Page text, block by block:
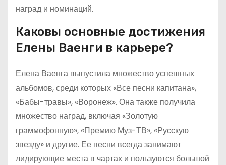
наград и номинаций.
Каковы основные достижения
Елены Ваенги в карьере?
Елена Ваенга выпустила множество успешных
альбомов, среди которых «Все песни капитана»,
«Бабы-травы», «Воронеж». Она также получила
множество наград, включая «Золотую
граммофонную», «Премию Муз-ТВ», «Русскую
звезду» и другие. Ее песни всегда занимают
лидирующие места в чартах и пользуются большой